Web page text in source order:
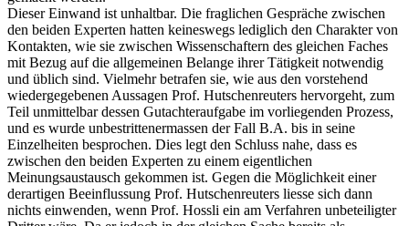
Dieser Einwand ist unhaltbar. Die fraglichen Gespräche zwischen
den beiden Experten hatten keineswegs lediglich den Charakter von
Kontakten, wie sie zwischen Wissenschaftern des gleichen Faches
mit Bezug auf die allgemeinen Belange ihrer Tätigkeit notwendig
und üblich sind. Vielmehr betrafen sie, wie aus den vorstehend
wiedergegebenen Aussagen Prof. Hutschenreuters hervorgeht, zum
Teil unmittelbar dessen Gutachteraufgabe im vorliegenden Prozess,
und es wurde unbestrittenermassen der Fall B.A. bis in seine
Einzelheiten besprochen. Dies legt den Schluss nahe, dass es
zwischen den beiden Experten zu einem eigentlichen
Meinungsaustausch gekommen ist. Gegen die Möglichkeit einer
derartigen Beeinflussung Prof. Hutschenreuters liesse sich dann
nichts einwenden, wenn Prof. Hossli ein am Verfahren unbeteiligter